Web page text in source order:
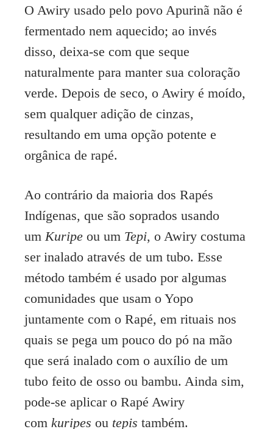
O Awiry usado pelo povo Apurinã não é
fermentado nem aquecido; ao invés
disso, deixa-se com que seque
naturalmente para manter sua coloração
verde. Depois de seco, o Awiry é moído,
sem qualquer adição de cinzas,
resultando em uma opção potente e
orgânica de rapé.
Ao contrário da maioria dos Rapés
Indígenas, que são soprados usando
um Kuripe ou um Tepi, o Awiry costuma
ser inalado através de um tubo. Esse
método também é usado por algumas
comunidades que usam o Yopo
juntamente com o Rapé, em rituais nos
quais se pega um pouco do pó na mão
que será inalado com o auxílio de um
tubo feito de osso ou bambu. Ainda sim,
pode-se aplicar o Rapé Awiry
com kuripes ou tepis também.